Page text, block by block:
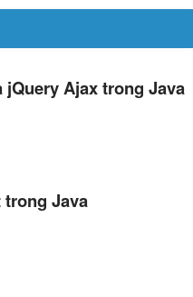
Ajax trong Java
Java